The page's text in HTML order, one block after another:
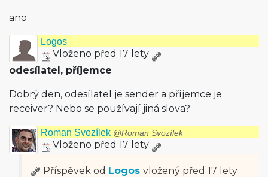
ano
Logos
Vloženo před 17 lety
odesílatel, příjemce
Dobrý den, odesílatel je sender a příjemce je
receiver? Nebo se používají jiná slova?
Roman Svozílek @Roman Svozílek
Vloženo před 17 lety
Příspěvek od Logos vložený před 17 lety